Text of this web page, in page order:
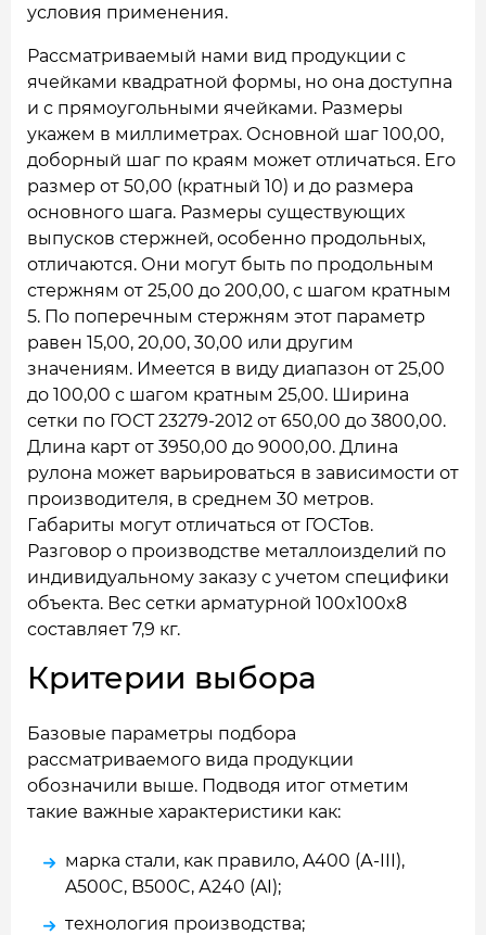
условия применения.
Рассматриваемый нами вид продукции с
ячейками квадратной формы, но она доступна
и с прямоугольными ячейками. Размеры
укажем в миллиметрах. Основной шаг 100,00,
доборный шаг по краям может отличаться. Его
размер от 50,00 (кратный 10) и до размера
основного шага. Размеры существующих
выпусков стержней, особенно продольных,
отличаются. Они могут быть по продольным
стержням от 25,00 до 200,00, с шагом кратным
5. По поперечным стержням этот параметр
равен 15,00, 20,00, 30,00 или другим
значениям. Имеется в виду диапазон от 25,00
до 100,00 с шагом кратным 25,00. Ширина
сетки по ГОСТ 23279-2012 от 650,00 до 3800,00.
Длина карт от 3950,00 до 9000,00. Длина
рулона может варьироваться в зависимости от
производителя, в среднем 30 метров.
Габариты могут отличаться от ГОСТов.
Разговор о производстве металлоизделий по
индивидуальному заказу с учетом специфики
объекта. Вес сетки арматурной 100x100x8
составляет 7,9 кг.
Критерии выбора
Базовые параметры подбора
рассматриваемого вида продукции
обозначили выше. Подводя итог отметим
такие важные характеристики как:
марка стали, как правило, A400 (А-III),
A500C, B500C, А240 (AI);
технология производства;